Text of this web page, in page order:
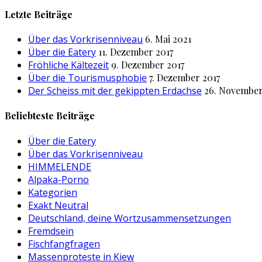
Letzte Beiträge
Über das Vorkrisenniveau 6. Mai 2021
Über die Eatery 11. Dezember 2017
Fröhliche Kältezeit 9. Dezember 2017
Über die Tourismusphobie 7. Dezember 2017
Der Scheiss mit der gekippten Erdachse 26.
Beliebteste Beiträge
Über die Eatery
Über das Vorkrisenniveau
HIMMELENDE
Alpaka-Porno
Kategorien
Exakt Neutral
Deutschland, deine Wortzusammensetzungen
Fremdsein
Fischfangfragen
Massenproteste in Kiew